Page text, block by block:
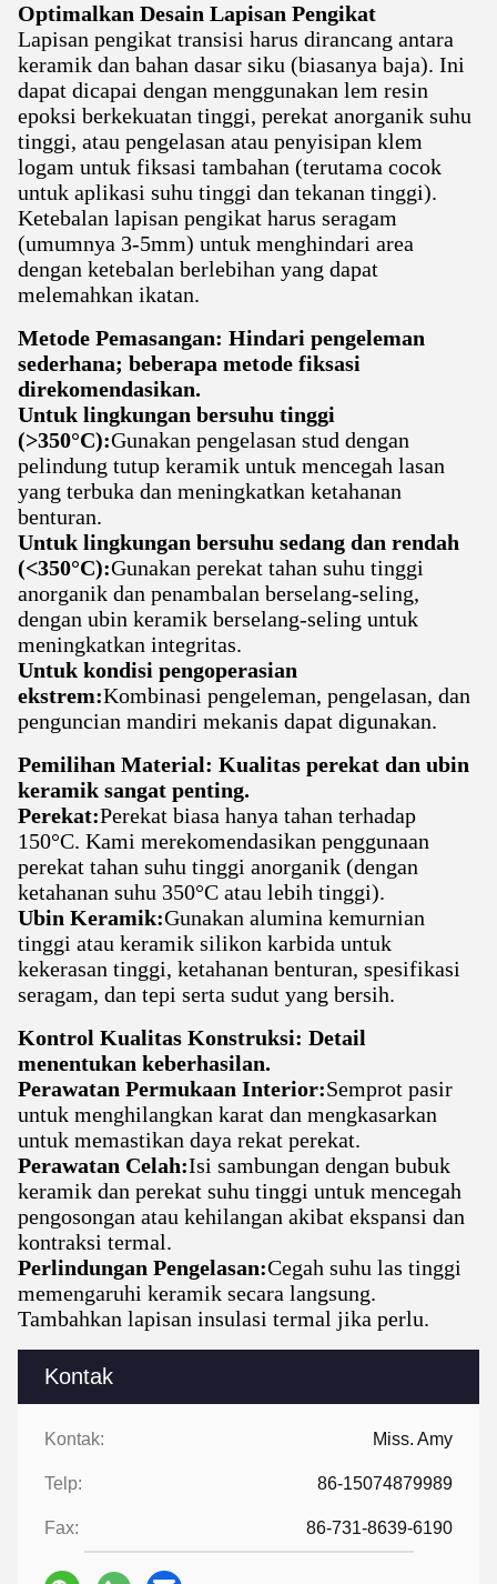
Kontak
Kontak: Miss. Amy
Telp: 86-15074879989
Fax: 86-731-8639-6190
Optimalkan Desain Lapisan Pengikat
Lapisan pengikat transisi harus dirancang antara
keramik dan bahan dasar siku (biasanya baja). Ini
dapat dicapai dengan menggunakan lem resin
epoksi berkekuatan tinggi, perekat anorganik suhu
tinggi, atau pengelasan atau penyisipan klem
logam untuk fiksasi tambahan (terutama cocok
untuk aplikasi suhu tinggi dan tekanan tinggi).
Ketebalan lapisan pengikat harus seragam
(umumnya 3-5mm) untuk menghindari area
dengan ketebalan berlebihan yang dapat
melemahkan ikatan.
Metode Pemasangan: Hindari pengeleman
sederhana; beberapa metode fiksasi
direkomendasikan.
Untuk lingkungan bersuhu tinggi
(>350°C):Gunakan pengelasan stud dengan
pelindung tutup keramik untuk mencegah lasan
yang terbuka dan meningkatkan ketahanan
benturan.
Untuk lingkungan bersuhu sedang dan rendah
(<350°C):Gunakan perekat tahan suhu tinggi
anorganik dan penambalan berselang-seling,
dengan ubin keramik berselang-seling untuk
meningkatkan integritas.
Untuk kondisi pengoperasian
ekstrem:Kombinasi pengeleman, pengelasan, dan
penguncian mandiri mekanis dapat digunakan.
Pemilihan Material: Kualitas perekat dan ubin
keramik sangat penting.
Perekat:Perekat biasa hanya tahan terhadap
150°C. Kami merekomendasikan penggunaan
perekat tahan suhu tinggi anorganik (dengan
ketahanan suhu 350°C atau lebih tinggi).
Ubin Keramik:Gunakan alumina kemurnian
tinggi atau keramik silikon karbida untuk
kekerasan tinggi, ketahanan benturan, spesifikasi
seragam, dan tepi serta sudut yang bersih.
Kontrol Kualitas Konstruksi: Detail
menentukan keberhasilan.
Perawatan Permukaan Interior:Semprot pasir
untuk menghilangkan karat dan mengkasarkan
untuk memastikan daya rekat perekat.
Perawatan Celah:Isi sambungan dengan bubuk
keramik dan perekat suhu tinggi untuk mencegah
pengosongan atau kehilangan akibat ekspansi dan
kontraksi termal.
Perlindungan Pengelasan:Cegah suhu las tinggi
memengaruhi keramik secara langsung.
Tambahkan lapisan insulasi termal jika perlu.